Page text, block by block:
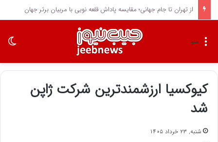
از تهران تا جام جهانی؛ مقایسه پاداش قلعه نویی با مربیان برتر جهان
منو
کیوکسیا ارزشمندترین شرکت ژاپن
شد
شنبه, ۲۳ خرداد ۱۴۰۵